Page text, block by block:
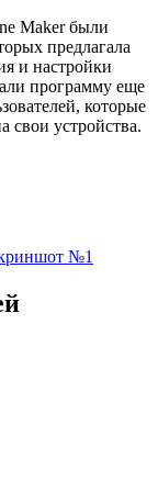
Maker были
предлагала
и настройки
программу еще
которые
свои устройства.